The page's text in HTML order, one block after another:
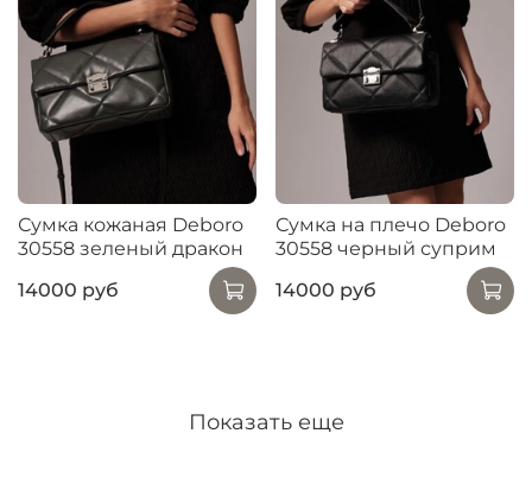
Сумка кожаная Deboro
30558 зеленый дракон
14000 руб
Сумка на плечо Deboro
30558 черный суприм
14000 руб
Показать еще